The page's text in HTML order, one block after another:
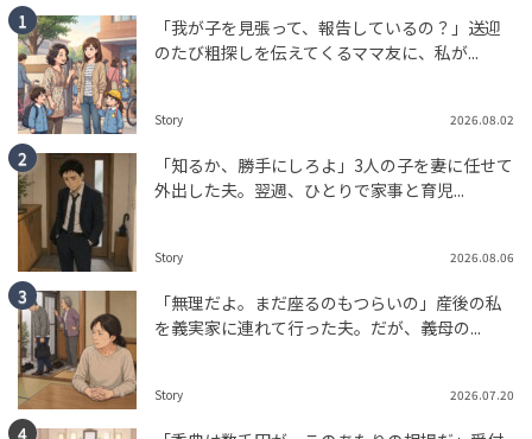
「我が子を見張って、報告しているの？」送迎
のたび粗探しを伝えてくるママ友に、私が...
Story 2026.08.02
「知るか、勝手にしろよ」3人の子を妻に任せて
外出した夫。翌週、ひとりで家事と育児...
Story 2026.08.06
「無理だよ。まだ座るのもつらいの」産後の私
を義実家に連れて行った夫。だが、義母の...
Story 2026.07.20